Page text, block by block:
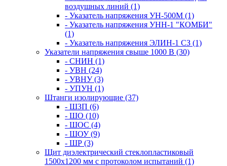
воздушных линий (1)
- Указатель напряжения УН-500М (1)
- Указатель напряжения УНН-1 "КОМБИ"
(1)
- Указатель напряжения ЭЛИН-1 СЗ (1)
Указатели напряжения свыше 1000 В (30)
- СНИН (1)
- УВН (24)
- УВНУ (3)
- УПУН (1)
Штанги изолирующие (37)
- ШЗП (6)
- ШО (10)
- ШОС (4)
- ШОУ (9)
- ШР (3)
Щит диэлектрический стеклопластиковый
1500х1200 мм с протоколом испытаний (1)